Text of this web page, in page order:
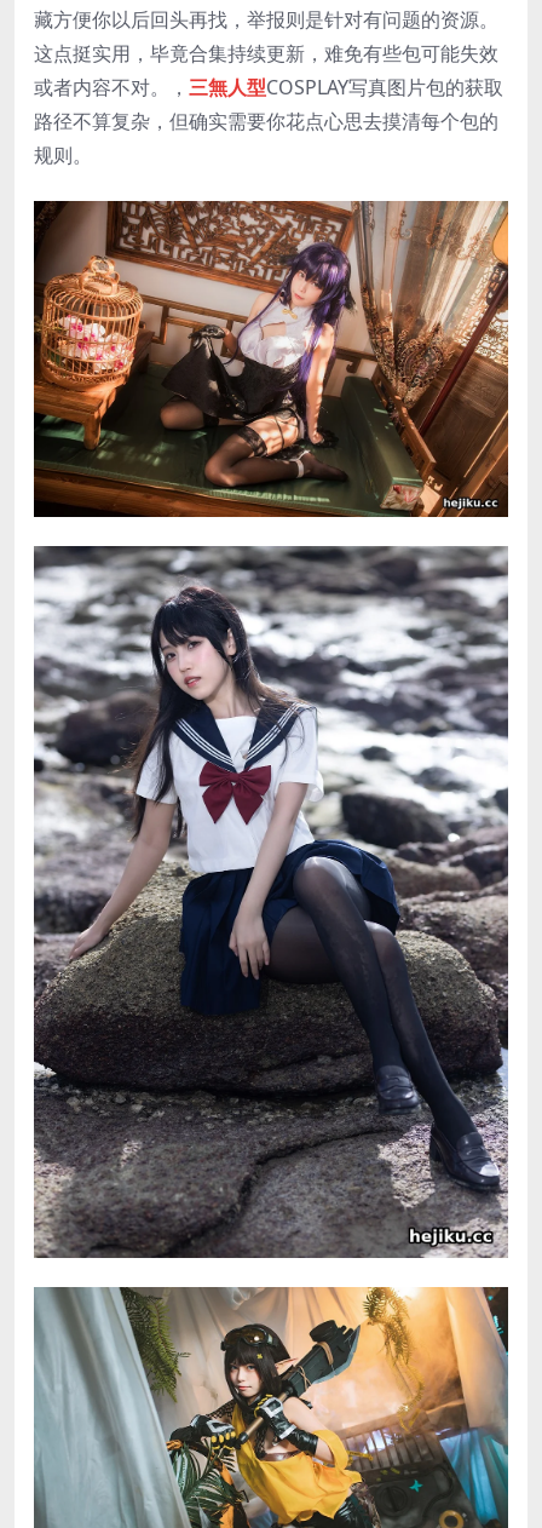
藏方便你以后回头再找，举报则是针对有问题的资源。
这点挺实用，毕竟合集持续更新，难免有些包可能失效
或者内容不对。， 三無人型COSPLAY写真图片包的获取
路径不算复杂，但确实需要你花点心思去摸清每个包的
规则。